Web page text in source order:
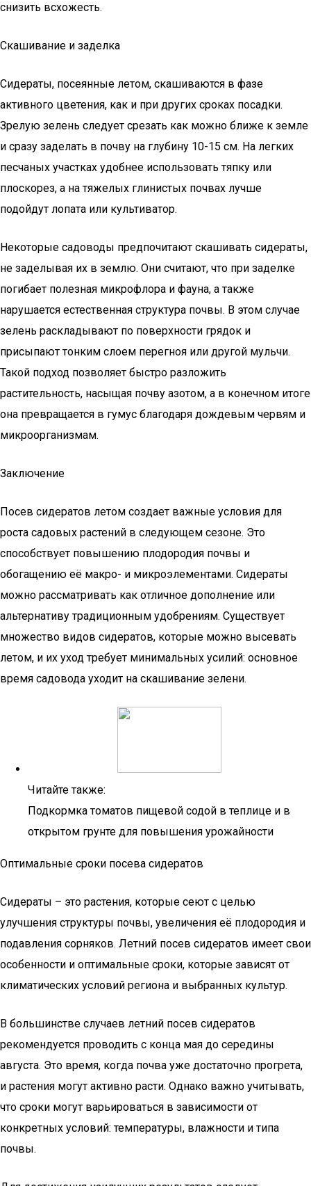
снизить всхожесть.
Скашивание и заделка
Сидераты, посеянные летом, скашиваются в фазе
активного цветения, как и при других сроках посадки.
Зрелую зелень следует срезать как можно ближе к земле
и сразу заделать в почву на глубину 10-15 см. На легких
песчаных участках удобнее использовать тяпку или
плоскорез, а на тяжелых глинистых почвах лучше
подойдут лопата или культиватор.
Некоторые садоводы предпочитают скашивать сидераты,
не заделывая их в землю. Они считают, что при заделке
погибает полезная микрофлора и фауна, а также
нарушается естественная структура почвы. В этом случае
зелень раскладывают по поверхности грядок и
присыпают тонким слоем перегноя или другой мульчи.
Такой подход позволяет быстро разложить
растительность, насыщая почву азотом, а в конечном итоге
она превращается в гумус благодаря дождевым червям и
микроорганизмам.
Заключение
Посев сидератов летом создает важные условия для
роста садовых растений в следующем сезоне. Это
способствует повышению плодородия почвы и
обогащению её макро- и микроэлементами. Сидераты
можно рассматривать как отличное дополнение или
альтернативу традиционным удобрениям. Существует
множество видов сидератов, которые можно высевать
летом, и их уход требует минимальных усилий: основное
время садовода уходит на скашивание зелени.
Читайте также:
Подкормка томатов пищевой содой в теплице и в
открытом грунте для повышения урожайности
Оптимальные сроки посева сидератов
Сидераты – это растения, которые сеют с целью
улучшения структуры почвы, увеличения её плодородия и
подавления сорняков. Летний посев сидератов имеет свои
особенности и оптимальные сроки, которые зависят от
климатических условий региона и выбранных культур.
В большинстве случаев летний посев сидератов
рекомендуется проводить с конца мая до середины
августа. Это время, когда почва уже достаточно прогрета,
и растения могут активно расти. Однако важно учитывать,
что сроки могут варьироваться в зависимости от
конкретных условий: температуры, влажности и типа
почвы.